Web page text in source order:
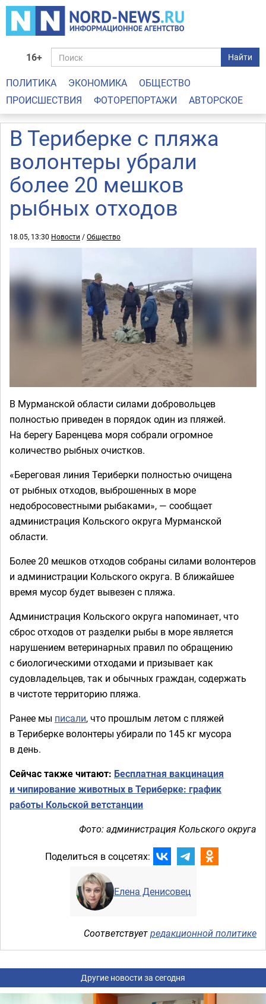
16+ Найти
ПОЛИТИКА ЭКОНОМИКА
ОБЩЕСТВО
ПРОИСШЕСТВИЯ
ФОТОРЕПОРТАЖИ АВТОРСКОЕ
В Териберке с пляжа
волонтеры убрали
более 20 мешков
рыбных отходов
18.05, 13:30 Новости /Общество
В Мурманской области силами добровольцев
полностью приведен в порядок один из пляжей.
На берегу Баренцева моря собрали огромное
количество рыбных очистков.
«Береговая линия Териберки полностью очищена
от рыбных отходов, выброшенных в море
недобросовестными рыбаками», — сообщает
администрация Кольского округа Мурманской
области.
Более 20 мешков отходов собраны силами волонтеров
и администрации Кольского округа. В ближайшее
время мусор будет вывезен с пляжа.
Администрация Кольского округа напоминает, что
сброс отходов от разделки рыбы в море является
нарушением ветеринарных правил по обращению
с биологическими отходами и призывает как
судовладельцев, так и обычных граждан, содержать
в чистоте территорию пляжа.
Ранее мы писали, что прошлым летом с пляжей
в Териберке волонтеры убирали по 145 кг мусора
в день.
Сейчас также читают: Бесплатная вакцинация
и чипирование животных в Териберке: график
работы Кольской ветстанции
Фото: администрация Кольского округа
Поделиться в соцсетях:
Елена Денисовец
Соответствуетредакционной политике
Другие новости за сегодня